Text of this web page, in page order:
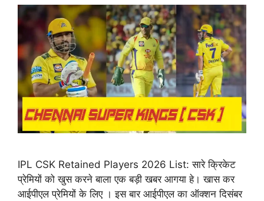
IPL CSK Retained Players 2026 List: सारे क्रिकेट
प्रेमियों को खुस करने बाला एक बड़ी खबर आगया हे। खास कर
आईपीएल प्रेमियों के लिए । इस बार आईपीएल का ऑक्शन दिसंबर